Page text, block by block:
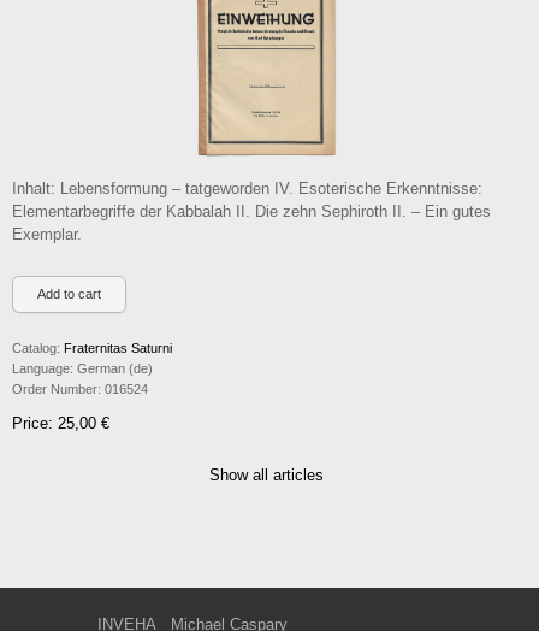
Inhalt: Lebensformung – tatgeworden IV. Esoterische Erkenntnisse:
Elementarbegriffe der Kabbalah II. Die zehn Sephiroth II. – Ein gutes
Exemplar.
Catalog: Fraternitas Saturni
Language: German (de)
Order Number: 016524
Price: 25,00 €
Show all articles
INVEHA Michael Caspary